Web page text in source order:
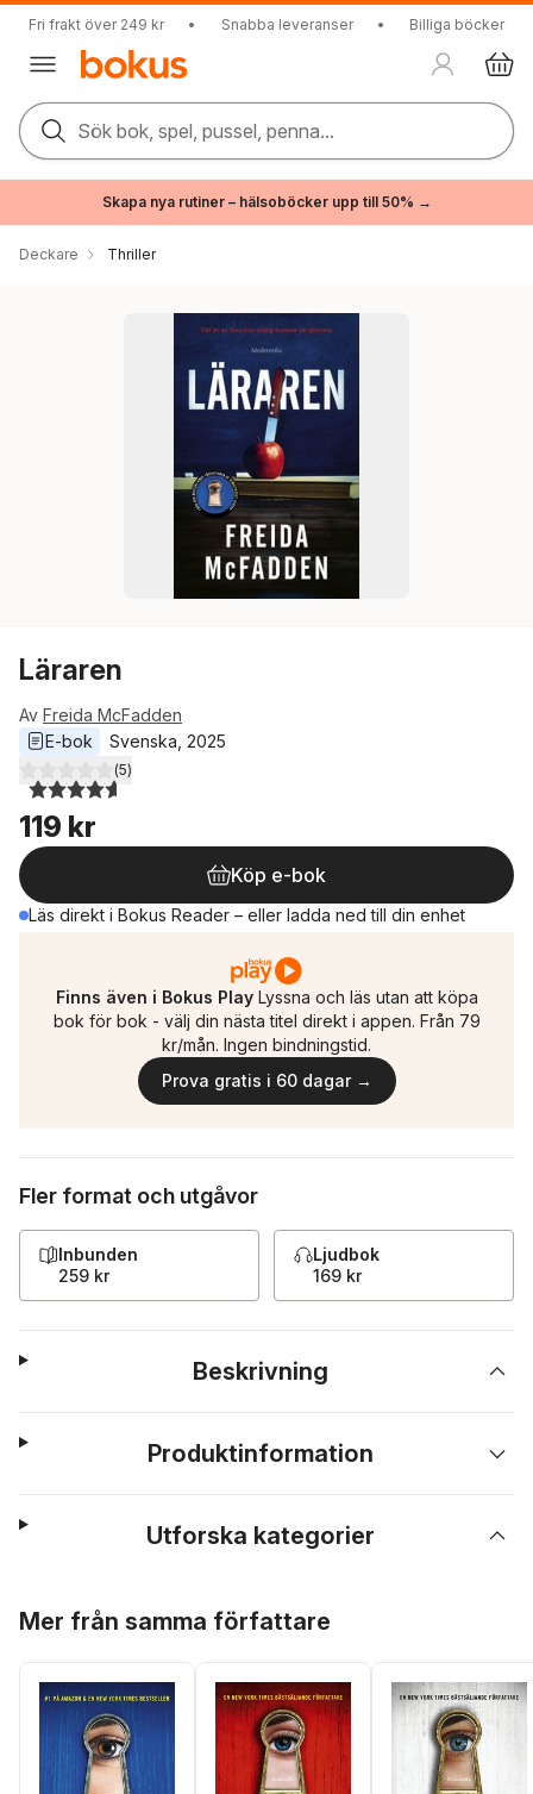
Fri frakt över 249 kr • Snabba leveranser • Billiga böcker
Sök bok, spel, pussel, penna...
Skapa nya rutiner – hälsoböcker upp till 50% →
Deckare Thriller
Läraren
Av Freida McFadden
E-bok
Svenska 2025
4,6utav 5 stjärnor. Totalt antal röster:
(5)
119 kr
Köp e-bok
Läs direkt i Bokus Reader – eller ladda ned till din enhet
Finns även i Bokus Play Lyssna och läs utan att köpa
bok för bok - välj din nästa titel direkt i appen. Från 79
kr/mån. Ingen bindningstid.
Prova gratis i 60 dagar →
Fler format och utgåvor
Inbunden
259 kr
Ljudbok
169 kr
Beskrivning
Produktinformation
Utforska kategorier
Mer från samma författare